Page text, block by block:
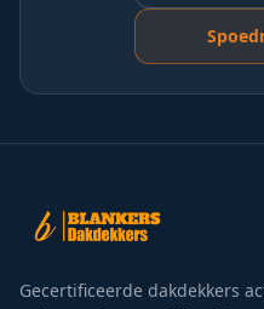
Gecertificeerde dakdekkers